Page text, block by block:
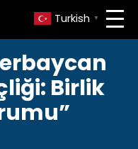
Turkish ▼
Birlik